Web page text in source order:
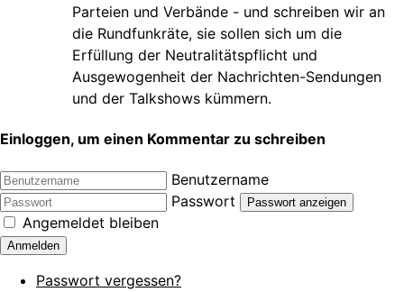
Parteien und Verbände - und schreiben wir an
die Rundfunkräte, sie sollen sich um die
Erfüllung der Neutralitätspflicht und
Ausgewogenheit der Nachrichten-Sendungen
und der Talkshows kümmern.
Einloggen, um einen Kommentar zu schreiben
Benutzername
Passwort
Passwort anzeigen
Angemeldet bleiben
Anmelden
Passwort vergessen?